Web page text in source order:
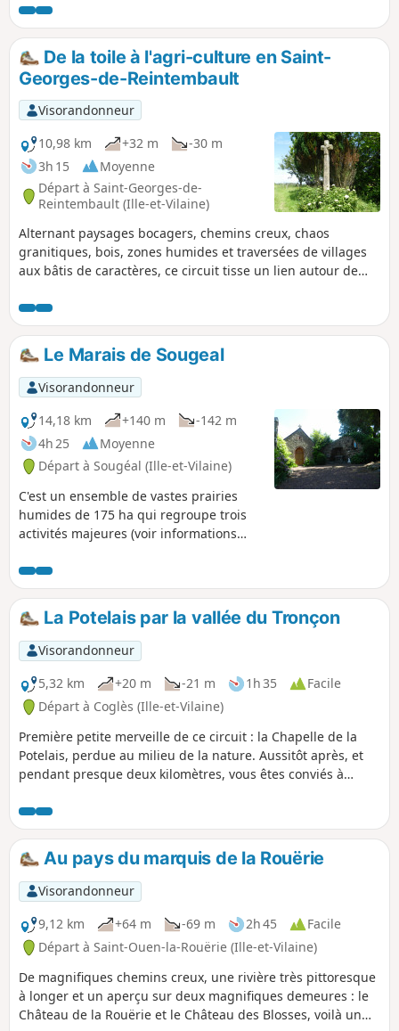
bol d'air. Le circuit ne présente qu'une petite difficulté, à
savoir la côte entre Chanel et le Haut Chanel, dénivelé de 15
à 75 mètres. La récompense en saison, ce sont les cerises
ou les châtaignes !
De la toile à l'agri-culture en Saint-
Georges-de-Reintembault
Visorandonneur
10,98 km
+32 m
-30 m
3h 15
Moyenne
Départ à Saint-Georges-de-
Reintembault (Ille-et-Vilaine)
Alternant paysages bocagers, chemins creux, chaos
granitiques, bois, zones humides et traversées de villages
aux bâtis de caractères, ce circuit tisse un lien autour de
terres et l'exploitation agricole d'aujourd'hui. Des panneaux
d'interprétations jalonnent ce circuit.
Le Marais de Sougeal
Visorandonneur
14,18 km
+140 m
-142 m
4h 25
Moyenne
Départ à Sougéal (Ille-et-Vilaine)
C'est un ensemble de vastes prairies
humides de 175 ha qui regroupe trois
activités majeures (voir informations
découverte de ce milieu en commençant
par la passe à poissons puis en
longeant au plus prêt le Couesnon.
Dans cette réserve naturelle régionale,
seuls les chants des oiseaux sont
audibles.
La Potelais par la vallée du Tronçon
Visorandonneur
5,32 km
+20 m -21 m 1h 35
Facile
Départ à Coglès (Ille-et-Vilaine)
Première petite merveille de ce circuit : la Chapelle de la
Potelais, perdue au milieu de la nature. Aussitôt après, et
pendant presque deux kilomètres, vous êtes conviés à
champs.
Au pays du marquis de la Rouërie
Visorandonneur
9,12 km
+64 m -69 m 2h 45
Facile
Départ à Saint-Ouen-la-Rouërie (Ille-et-Vilaine)
De magnifiques chemins creux, une rivière très pittoresque
à longer et un aperçu sur deux magnifiques demeures : le
Château de la Rouërie et le Château des Blosses, voilà un